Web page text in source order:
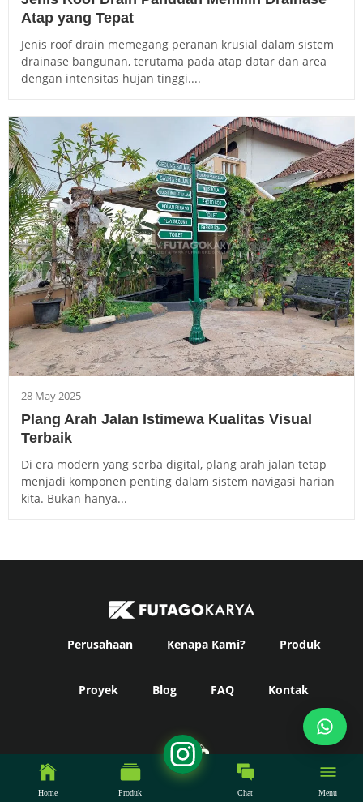
Atap yang Tepat
Jenis roof drain memegang peranan krusial dalam sistem
drainase bangunan, terutama pada atap datar dan area
dengan intensitas hujan tinggi....
28 May 2025
Plang Arah Jalan Istimewa Kualitas Visual
Terbaik
Di era modern yang serba digital, plang arah jalan tetap
menjadi komponen penting dalam sistem navigasi harian
kita. Bukan hanya...
Perusahaan Kenapa Kami? Produk
Proyek Blog FAQ Kontak
Home Produk Chat Menu